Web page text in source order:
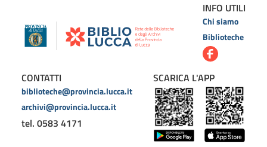
INFO UTILI
Chi siamo
Biblioteche
CONTATTI
biblioteche@provincia.lucca.it
archivi@provincia.lucca.it
tel. 0583 4171
SCARICA L'APP